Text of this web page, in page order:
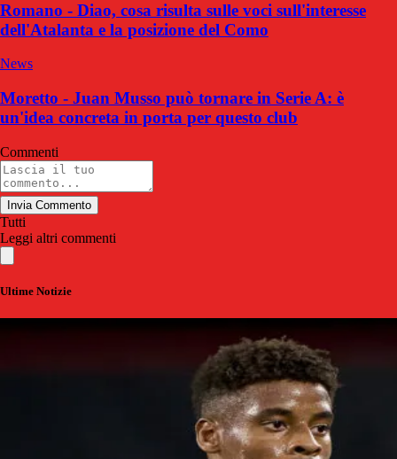
Romano - Diao, cosa risulta sulle voci sull'interesse
dell'Atalanta e la posizione del Como
News
Moretto - Juan Musso può tornare in Serie A: è
un'idea concreta in porta per questo club
Commenti
Invia Commento
Tutti
Leggi altri commenti
Ultime Notizie